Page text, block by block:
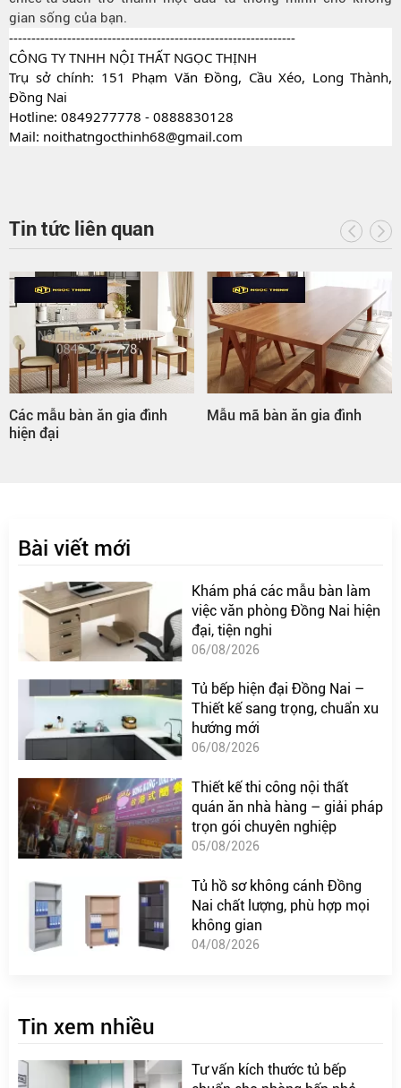
gian sống của bạn.
----------------------------------------------------------------
CÔNG TY TNHH NỘI THẤT NGỌC THỊNH
Trụ sở chính: 151 Phạm Văn Đồng, Cầu Xéo, Long Thành,
Đồng Nai
Hotline: 0849277778 - 0888830128
Mail: noithatngocthinh68@gmail.com
Tin tức liên quan
Các mẫu bàn ăn gia đình
hiện đại
Mẫu mã bàn ăn gia đình
Bài viết mới
Khám phá các mẫu bàn làm
việc văn phòng Đồng Nai hiện
đại, tiện nghi
06/08/2026
Tủ bếp hiện đại Đồng Nai –
Thiết kế sang trọng, chuẩn xu
hướng mới
06/08/2026
Thiết kế thi công nội thất
quán ăn nhà hàng – giải pháp
trọn gói chuyên nghiệp
05/08/2026
Tủ hồ sơ không cánh Đồng
Nai chất lượng, phù hợp mọi
không gian
04/08/2026
Tin xem nhiều
Tư vấn kích thước tủ bếp